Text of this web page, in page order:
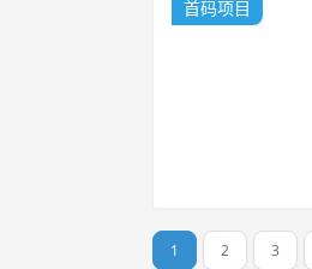
首码项目
1 2 3